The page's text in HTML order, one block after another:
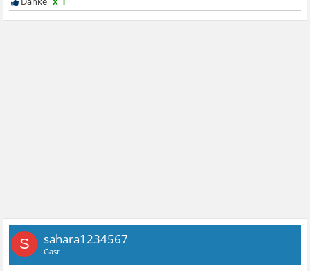
S sahara1234567
Gast